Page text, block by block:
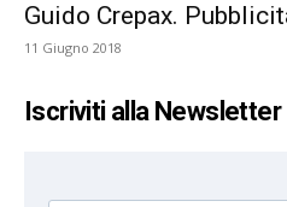
Guido Crepax.
11 Giugno 2018
Iscriviti alla Newsletter